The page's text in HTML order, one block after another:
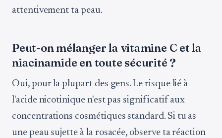
attentivement ta peau.
Peut-on mélanger la vitamine C et la
niacinamide en toute sécurité ?
Oui, pour la plupart des gens. Le risque lié à
l'acide nicotinique n'est pas significatif aux
concentrations cosmétiques standard. Si tu as
une peau sujette à la rosacée, observe ta réaction